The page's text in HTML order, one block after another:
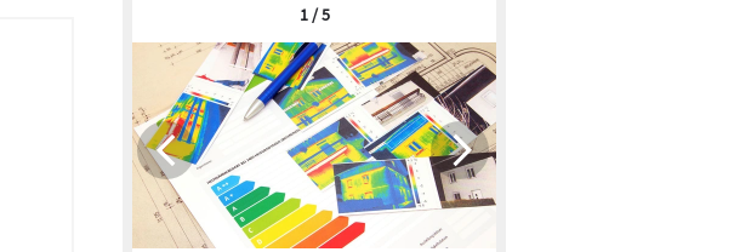
1 / 5